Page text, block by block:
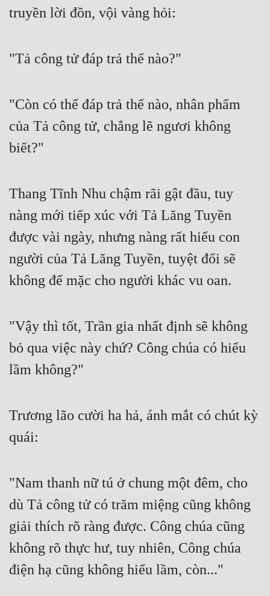
truyền lời đồn, vội vàng hỏi:
"Tả công tử đáp trả thế nào?"
"Còn có thể đáp trả thế nào, nhân phẩm
của Tả công tử, chẳng lẽ ngươi không
biết?"
Thang Tĩnh Nhu chậm rãi gật đầu, tuy
nàng mới tiếp xúc với Tả Lăng Tuyền
được vài ngày, nhưng nàng rất hiểu con
người của Tả Lăng Tuyền, tuyệt đối sẽ
không để mặc cho người khác vu oan.
"Vậy thì tốt, Trần gia nhất định sẽ không
bỏ qua việc này chứ? Công chúa có hiểu
lầm không?"
Trương lão cười ha hả, ánh mắt có chút kỳ
quái:
"Nam thanh nữ tú ở chung một đêm, cho
dù Tả công tử có trăm miệng cũng không
giải thích rõ ràng được. Công chúa cũng
không rõ thực hư, tuy nhiên, Công chúa
điện hạ cũng không hiểu lầm, còn..."